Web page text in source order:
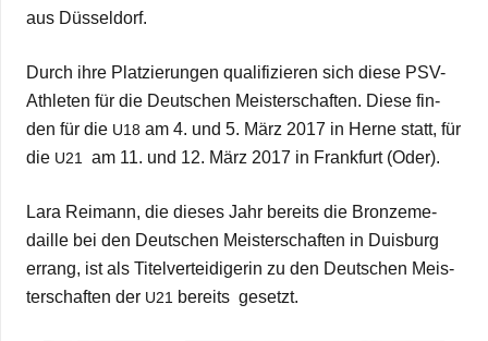
aus Düsseldorf.
Durch ihre Plat­zie­run­gen qua­li­fi­zie­ren sich diese PSV-
Ath­le­ten für die Deut­schen Meis­ter­schaf­ten. Diese fin­
den für die U18 am 4. und 5. März 2017 in Herne statt, für
die U21 am 11. und 12. März 2017 in Frank­furt (Oder).
Lara Rei­mann, die die­ses Jahr bereits die Bron­ze­me­
daille bei den Deut­schen Meis­ter­schaf­ten in Duis­burg
errang, ist als Titel­ver­tei­di­ge­rin zu den Deut­schen Meis­
ter­schaf­ten der U21 bereits gesetzt.